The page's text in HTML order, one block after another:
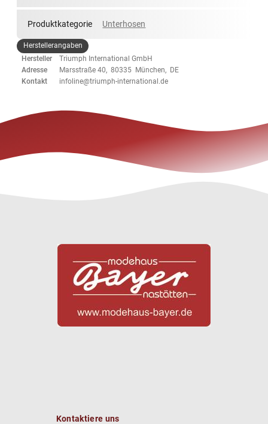
Produktkategorie Unterhosen
Herstellerangaben
Hersteller
Triumph International GmbH
Adresse
Marsstraße 40, 80335 München, DE
Kontakt
infoline@triumph-international.de
Kontaktiere uns